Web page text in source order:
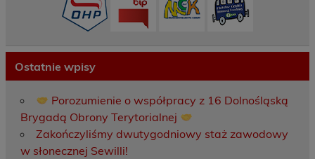
Ostatnie wpisy
Porozumienie o współpracy z 16 Dolnośląską
Brygadą Obrony Terytorialnej
Zakończyliśmy dwutygodniowy staż zawodowy
w słonecznej Sewilli!